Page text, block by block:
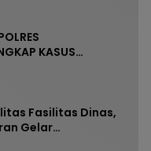
KASUS
PRESS RELEASE
Fasilitas Dinas,
Gelar
Berkala